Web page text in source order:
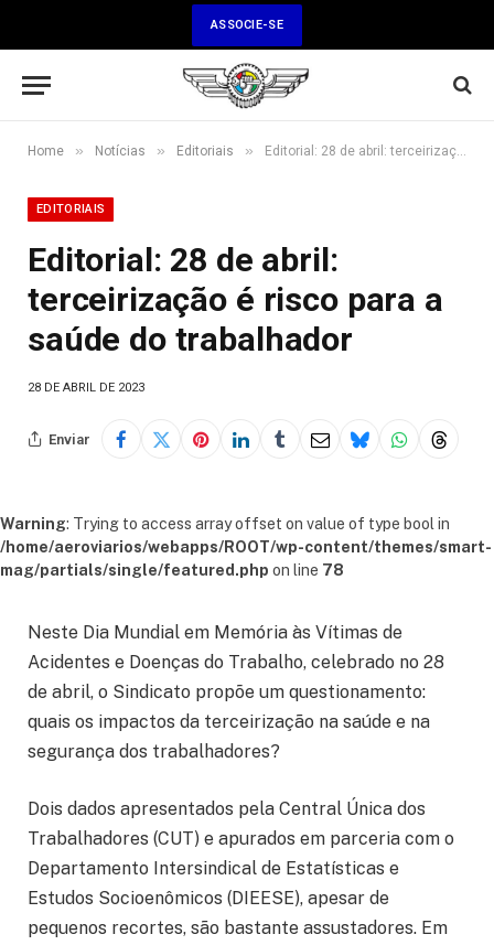
ASSOCIE-SE
Home » Notícias » Editoriais » Editorial: 28 de abril: terceirização é risco para a saúde do trabalhador
EDITORIAIS
Editorial: 28 de abril:
terceirização é risco para a
saúde do trabalhador
28 DE ABRIL DE 2023
Enviar
Warning: Trying to access array offset on value of type bool in
/home/aeroviarios/webapps/ROOT/wp-content/themes/smart-
mag/partials/single/featured.php on line 78
Neste Dia Mundial em Memória às Vítimas de
Acidentes e Doenças do Trabalho, celebrado no 28
de abril, o Sindicato propõe um questionamento:
quais os impactos da terceirização na saúde e na
segurança dos trabalhadores?
Dois dados apresentados pela Central Única dos
Trabalhadores (CUT) e apurados em parceria com o
Departamento Intersindical de Estatísticas e
Estudos Socioenômicos (DIEESE), apesar de
pequenos recortes, são bastante assustadores. Em